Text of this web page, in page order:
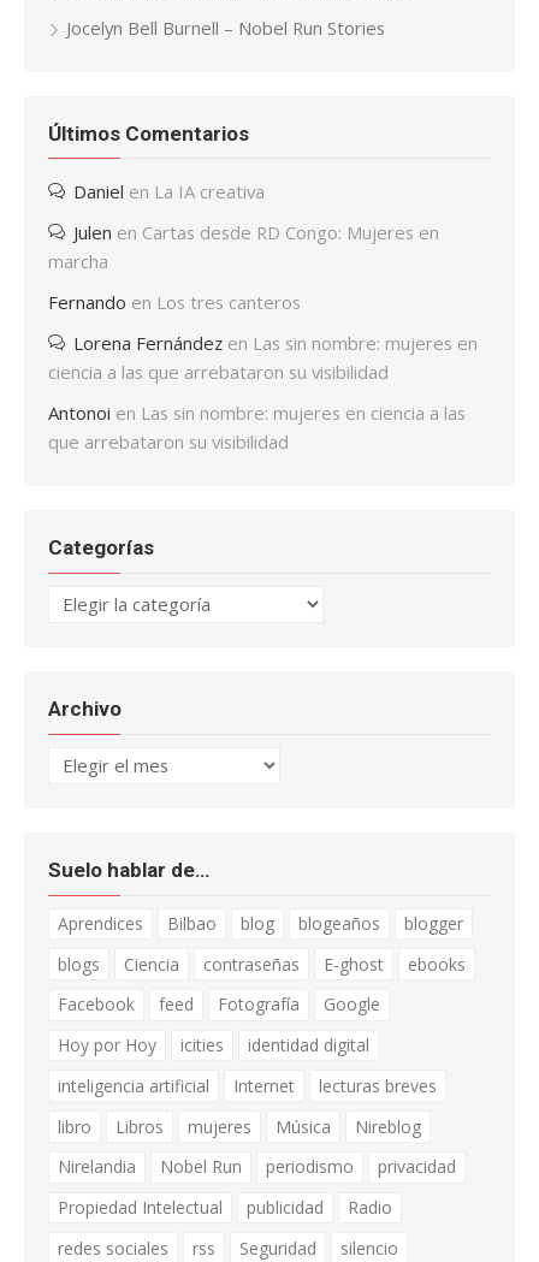
Jocelyn Bell Burnell – Nobel Run Stories
Últimos Comentarios
Daniel en La IA creativa
Julen en Cartas desde RD Congo: Mujeres en
marcha
Fernando en Los tres canteros
Lorena Fernández en Las sin nombre: mujeres en
ciencia a las que arrebataron su visibilidad
Antonoi en Las sin nombre: mujeres en ciencia a las
que arrebataron su visibilidad
Categorías
Categorías
Archivo
Archivo
Suelo hablar de…
Aprendices Bilbao blog blogeaños
blogger
blogs
Ciencia contraseñas E-ghost
ebooks
Facebook
feed Fotografía
Google
Hoy por Hoy
icities
identidad digital
inteligencia artificial
Internet
lecturas breves
libro
Libros mujeres Música
Nireblog
Nirelandia
Nobel Run periodismo
privacidad
Propiedad Intelectual
publicidad
Radio
redes sociales
rss Seguridad silencio